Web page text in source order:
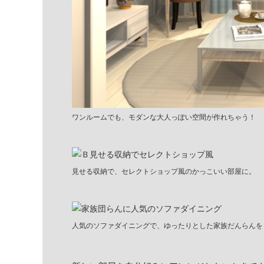
ワンルームでも、モダンな大人っぽい空間が作れちゃう！
見せる収納で、セレクトショップ風のかっこいい部屋に。
人気のソファダイニングで、ゆったりとした家族だんらん